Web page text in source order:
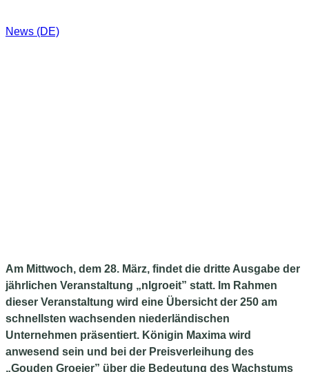
News (DE)
Am Mittwoch, dem 28. März, findet die dritte Ausgabe der
jährlichen Veranstaltung „nlgroeit” statt. Im Rahmen
dieser Veranstaltung wird eine Übersicht der 250 am
schnellsten wachsenden niederländischen
Unternehmen präsentiert. Königin Maxima wird
anwesend sein und bei der Preisverleihung des
„Gouden Groeier” über die Bedeutung des Wachstums